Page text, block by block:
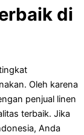
di
Oleh karena
penjual linen
terbaik. Jika
Anda